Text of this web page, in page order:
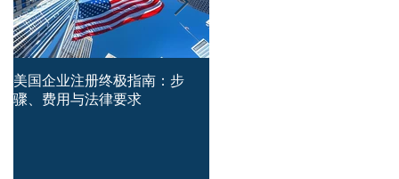
美国企业注册终极指南：步
骤、费用与法律要求